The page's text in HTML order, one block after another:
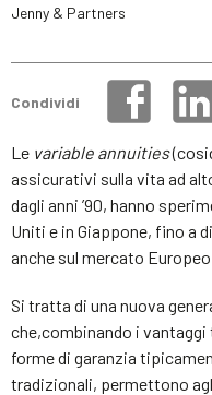
Jenny & Partners
Condividi
Le variable annuities
assicurativi sulla vita ad
dagli anni ’90, hanno
Uniti e in Giappone, fino a
anche sul mercato
Si tratta di una nuova
che,combinando i
forme di garanzia
tradizionali, permettono